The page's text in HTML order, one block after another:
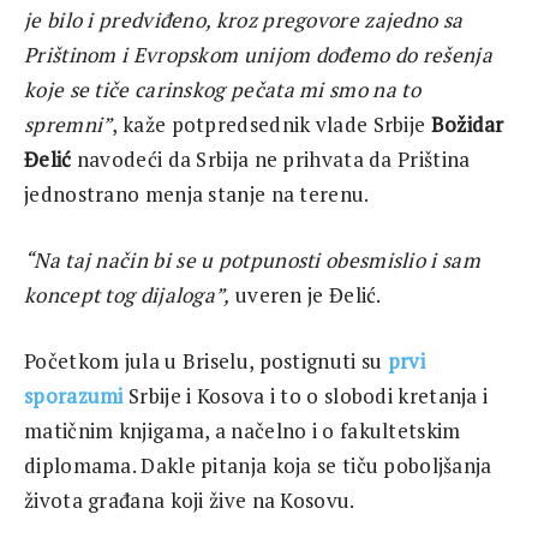
je biloi predviđeno, kroz pregovore zajedno sa
Prištinom i Evropskom unijom dođemo dorešenja
koje se tiče carinskog pečatami smona to
spremni”, kaže potpredsednik vlade Srbije Božidar
Đelić navodeći da Srbija ne prihvata da Priština
jednostrano menja stanje na terenu.
“Na tajnačin bi se u potpunosti obesmislioi sam
koncept tog dijaloga”, uveren je Đelić.
Početkom jula u Briselu, postignuti su prvi
sporazumi Srbije i Kosova i to o slobodi kretanja i
matičnim knjigama, a načelno i o fakultetskim
diplomama. Dakle pitanja koja se tiču poboljšanja
života građana koji žive na Kosovu.